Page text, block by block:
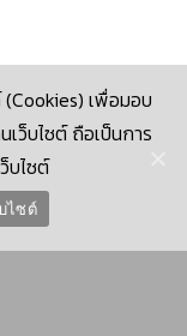
Ltd. (KTCS)
(Cookies) เพื่อมอบ
ว็บไซต์ ถือเป็นการ
บไซต์
ไซต์